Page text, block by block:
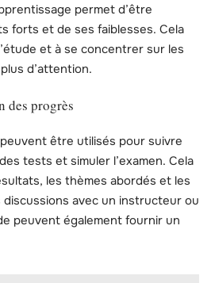
permet d’être
forts et de ses faiblesses. Cela
et à se concentrer sur les
d’attention.
des progrès
être utilisés pour suivre
tests et simuler l’examen. Cela
les thèmes abordés et les
discussions avec un instructeur ou
peuvent également fournir un